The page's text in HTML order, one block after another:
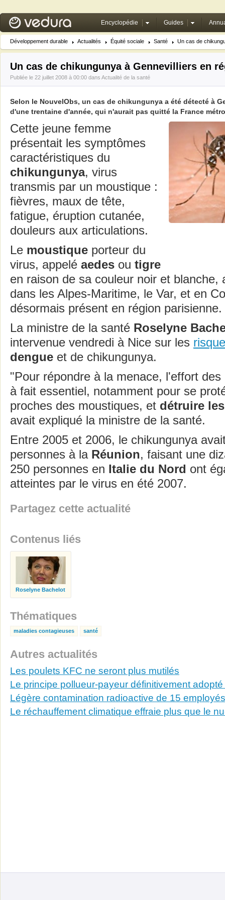
Encyclopédie Guides
Développement durable Actualités Équité sociale Santé Un cas de
Un cas de chikungunya à Gennevilliers en
Publiée le 22 juillet 2008 à 00:00 dans Actualité de la santé
Selon le NouvelObs, un cas de chikungunya a été détecté à
d'une trentaine d'année, qui n'aurait pas quitté la France
Cette jeune femme
présentait les symptômes
caractéristiques du
chikungunya, virus
transmis par un moustique :
fièvres, maux de tête,
fatigue, éruption cutanée,
douleurs aux articulations.
Le moustique porteur du
virus, appelé aedes ou tigre
en raison de sa couleur noir et blanche,
dans les Alpes-Maritime, le Var, et en
désormais présent en région parisienne.
La ministre de la santé Roselyne
intervenue vendredi à Nice sur les
dengue et de chikungunya.
"Pour répondre à la menace, l'effort
à fait essentiel, notamment pour se
proches des moustiques, et détruire
avait expliqué la ministre de la santé.
Entre 2005 et 2006, le chikungunya
personnes à la Réunion, faisant une
250 personnes en Italie du Nord ont
atteintes par le virus en été 2007.
Partagez cette actualité
Contenus liés
Roselyne Bachelot
Thématiques
maladies contagieuses santé
Autres actualités
Les poulets KFC ne seront plus mutilés
Le principe pollueur-payeur définitivement
Légère contamination radioactive de 15
Le réchauffement climatique effraie plus que le